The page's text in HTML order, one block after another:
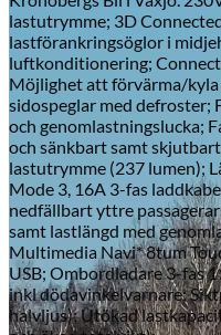
lastutrymme; 3D
lastförankringsöglor i
luftkonditionering;
Möjlighet att förvärma/kyla
sidospeglar med defroster;
och genomlastningslucka;
och sänkbart samt
lastutrymme (237 lumen);
Mode 3, 16A 3-fas
nedfällbart yttre
samt lastlängd med
Multimedia Navi* 8tum
USB; Ombordladare 3-fas
inkl dödavinkelvarnare;
halvljus); Utökad